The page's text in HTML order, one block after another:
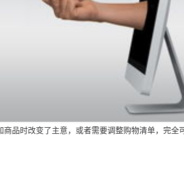
品时改变了主意，或者需要调整购物清单，完全